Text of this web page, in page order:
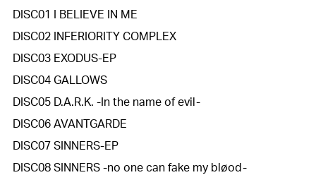
DISC01 I BELIEVE IN ME
DISC02 INFERIORITY COMPLEX
DISC03 EXODUS-EP
DISC04 GALLOWS
DISC05 D.A.R.K. -In the name of evil-
DISC06 AVANTGARDE
DISC07 SINNERS-EP
DISC08 SINNERS -no one can fake my bløod-